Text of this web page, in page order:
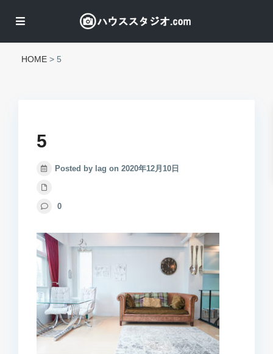
HOME > 5
5
Posted by lag on 2020年12月10日
0